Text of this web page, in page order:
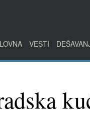
VESTI